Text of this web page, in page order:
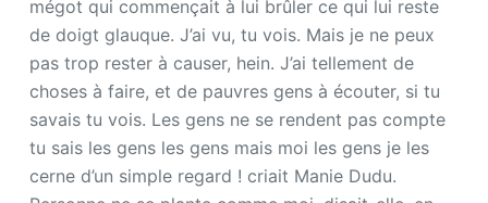
mégot qui commençait à lui brûler ce qui lui reste
de doigt glauque. J’ai vu, tu vois. Mais je ne peux
pas trop rester à causer, hein. J’ai tellement de
choses à faire, et de pauvres gens à écouter, si tu
savais tu vois. Les gens ne se rendent pas compte
tu sais les gens les gens mais moi les gens je les
cerne d’un simple regard ! criait Manie Dudu.